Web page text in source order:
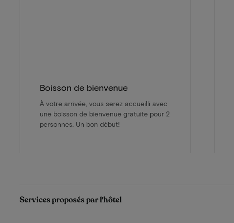
Boisson de bienvenue
À votre arrivée, vous serez accueilli avec
une boisson de bienvenue gratuite pour 2
personnes. Un bon début!
Services proposés par l'hôtel